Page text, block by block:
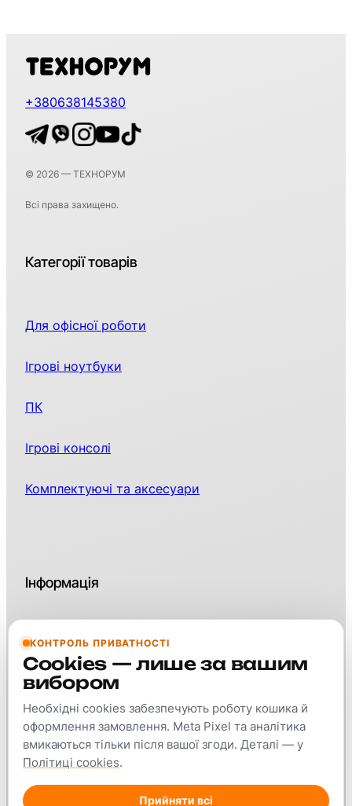
+380638145380
© 2026 — ТЕХНОРУМ
Всі права захищено.
Категорії товарів
Для офісної роботи
Ігрові ноутбуки
ПК
Ігрові консолі
Комплектуючі та аксесуари
Інформація
Контакти
Про нас
Оплата та доставка
Гарантія
КОНТРОЛЬ ПРИВАТНОСТІ
Cookies — лише за вашим
вибором
Необхідні cookies забезпечують роботу кошика й
оформлення замовлення. Meta Pixel та аналітика
вмикаються тільки після вашої згоди. Деталі — у
Політиці cookies.
Прийняти всі